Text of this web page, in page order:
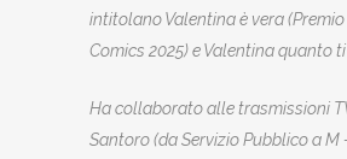
intitolano Valentina è vera
Comics 2025) e Valentina quanto ti
Ha collaborato alle trasmissioni
Santoro (da Servizio Pubblico a M